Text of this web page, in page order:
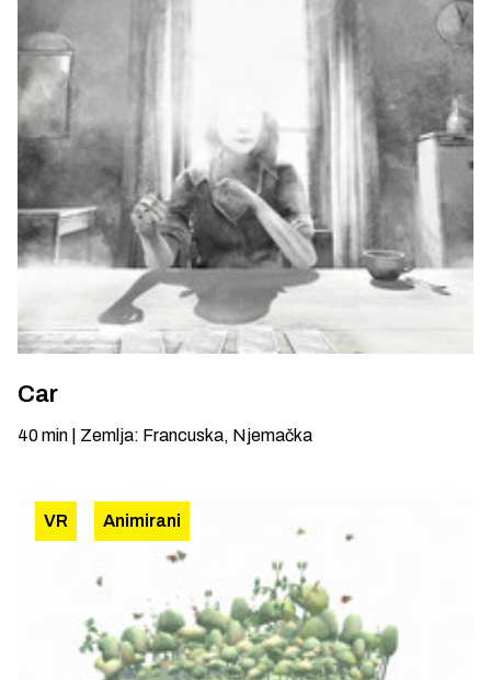
Car
40min Zemlja: Francuska, Njemačka
VR Animirani